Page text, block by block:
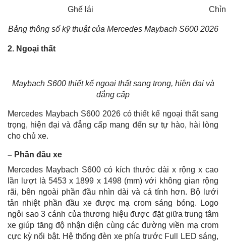
Ghế lái
Bảng thông số kỹ thuật của Mercedes Maybach S600 2026
2. Ngoại thất
Maybach S600 thiết kế ngoại thất sang trọng, hiện đại và
đẳng cấp
Mercedes Maybach S600 2026 có thiết kế ngoại thất sang
trọng, hiện đại và đẳng cấp mang đến sự tự hào, hài lòng
cho chủ xe.
– Phần đầu xe
Mercedes Maybach S600 có kích thước dài x rộng x cao
lần lượt là 5453 x 1899 x 1498 (mm) với không gian rộng
rãi, bên ngoài phần đầu nhìn dài và cá tính hơn. Bộ lưới
tản nhiệt phần đầu xe được mạ crom sáng bóng. Logo
ngôi sao 3 cánh của thương hiệu được đặt giữa trung tâm
xe giúp tăng độ nhận diện cùng các đường viền mạ crom
cực kỳ nổi bật. Hệ thống đèn xe phía trước Full LED sáng,